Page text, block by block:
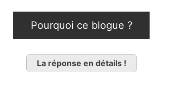
Pourquoi ce blogue ?
La réponse en détails !